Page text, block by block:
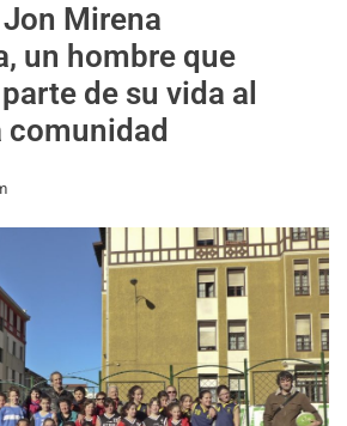
Mirena
un hombre que
de su vida al
comunidad